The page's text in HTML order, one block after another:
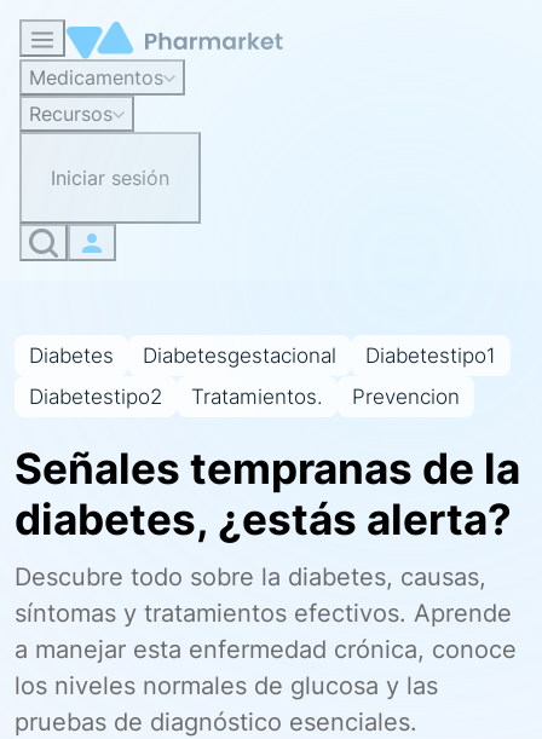
Medicamentos
Recursos
Iniciar sesión
Diabetes Diabetesgestacional
Diabetestipo1
Diabetestipo2
Tratamientos. Prevencion
Señales tempranas de la
diabetes, ¿estás alerta?
Descubre todo sobre la diabetes, causas,
síntomas y tratamientos efectivos. Aprende
a manejar esta enfermedad crónica, conoce
los niveles normales de glucosa y las
pruebas de diagnóstico esenciales.